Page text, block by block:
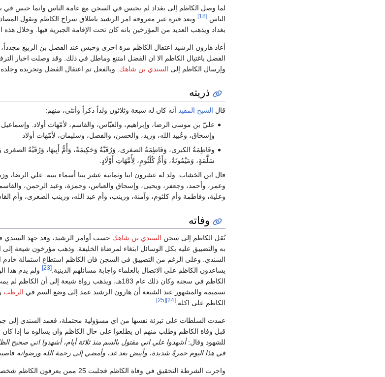
لما وصل الكاظم إلى بغداد لم يحبس في السجن مع عامة الناس وانما حبس في
الناس. [18]
وبعد فترة غير معروفة امر الرشيد باطلاق سراح الكاظم وتقول
بغداد ويذهب العديد من المؤرخين بانه كان تحت الإقامة الجبرية فيها. وخلال
أعاد هارون الرشيد اعتقال الكاظم مرة اخرى وحبس عند الفضل بن الربيع
الفضل باغتيال الكاظم الا ان الفضل امتنع وماطل في ذلك. وقد وصلت اخبار
وإرسال الكاظم إلى السندي بن شاهك . وبالفعل تم اعتقال الفضل وتجريده
ذريته
قال الشيخ المفيد أنه كان له سبعة وثلاثون ولداً ذكراً وأنثى، منهم:
عليّ بن موسى الرضا، وإبراهيم، والعبّاس، والقاسم، لأمّهات أولاد.
وإسحاق، وعُبيد الله، وزيد، والحسن، والفضل، وسليمان، لأمّهات أولاد
وفَاطِمَةُ الكبرى، وَفَاطِمَةُ الصغرى، وَرُقَيَّةٌ وَحَكِيمَةٌ، وَأُمُّ أَبِيهَا، وَرُقَيَّةُ الصغرى
سَلَّمَةٍ، وَمَيْمُونَةُ، وَأَمُّ كُلْثُومٍ، لِأُمَّهَاتِ أَوْلَادٍ.
قال ابن الخشاب: ولد له عشرون ابنا وثمانية عشر بنتا أسماء بنيه: علي الرضا،
وعمر، وأحمد، وجعفر، ويحيى، وإسحاق والعباس، وحمزة، وعبد الرحمن،
وعلية، وفاطمة وأم كلثوم، وآمنة، وزينب، وأم عبد الله، وزينب الصغرى، وأم
وفاته
نُقل الكاظم إلى سجن السندي بن شاهك حسب أوامر الرشيد، وقد جهد السندي
به والتضييق عليه بكل الوسائل ابتغاء لمرضاة الخليفة. وذهب مؤرخون شيعة
السندي. وعلى الرغم من التضييق في السجن فان الكاظم استطاع استمالة خادم
يساعدون الكاظم على الاتصال بالعلماء واجابة مسائلهم الدينية. [23]
ولم يدم هذا
الكاظم في سجنه وكان ذلك عام 183هـ، ويذهب رواة شيعة إلى أن
تسميمه والمشهور عند الشيعة أن هارون الرشيد عمد إلى وضع السم في الرطب
الكاظم على اكله. [24]
[25]
قبل وفاة الكاظم وطلب منهم ان يطلعوا على حال الكاظم وان يسالوه ما إذا كان
للشهود وقال:أشهدوا علي اني مقتول بالسم منذ ثلاثة أيام، أشهدوا اني صحيح
في هذا اليوم حمرةً شديدة، وأبيض بعد غد، وأمضي إلى رحمة الله ورضوانه
واجرت الشرطة التحقيق في وفاة